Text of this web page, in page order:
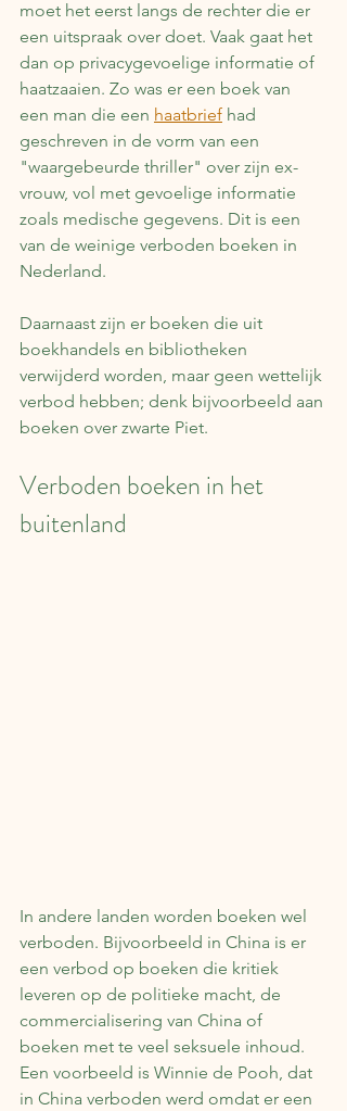
moet het eerst langs de rechter die er
een uitspraak over doet. Vaak gaat het
dan op privacygevoelige informatie of
haatzaaien. Zo was er een boek van
een man die een haatbrief had
geschreven in de vorm van een
"waargebeurde thriller" over zijn ex-
vrouw, vol met gevoelige informatie
zoals medische gegevens. Dit is een
van de weinige verboden boeken in
Nederland.
Daarnaast zijn er boeken die uit
boekhandels en bibliotheken
verwijderd worden, maar geen wettelijk
verbod hebben; denk bijvoorbeeld aan
boeken over zwarte Piet.
Verboden boeken in het
buitenland
In andere landen worden boeken wel
verboden. Bijvoorbeeld in China is er
een verbod op boeken die kritiek
leveren op de politieke macht, de
commercialisering van China of
boeken met te veel seksuele inhoud.
Een voorbeeld is Winnie de Pooh, dat
in China verboden werd omdat er een